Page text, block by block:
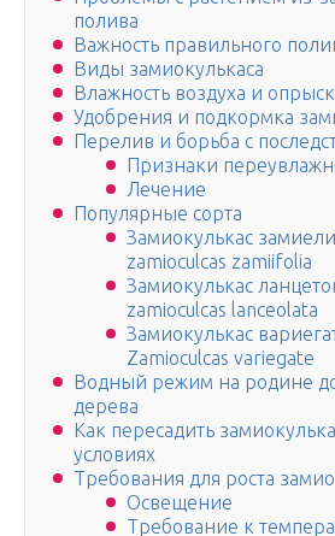
полива
Важность правильного
Виды замиокулькаса
Влажность воздуха и
Удобрения и подкормка
Перелив и борьба с
Признаки
Лечение
Популярные сорта
Замиокулькас
zamioculcas zamiifolia
Замиокулькас
zamioculcas lanceolata
Замиокулькас
Zamioculcas variegate
Водный режим на родине
дерева
Как пересадить
условиях
Требования для роста
Освещение
Требование к